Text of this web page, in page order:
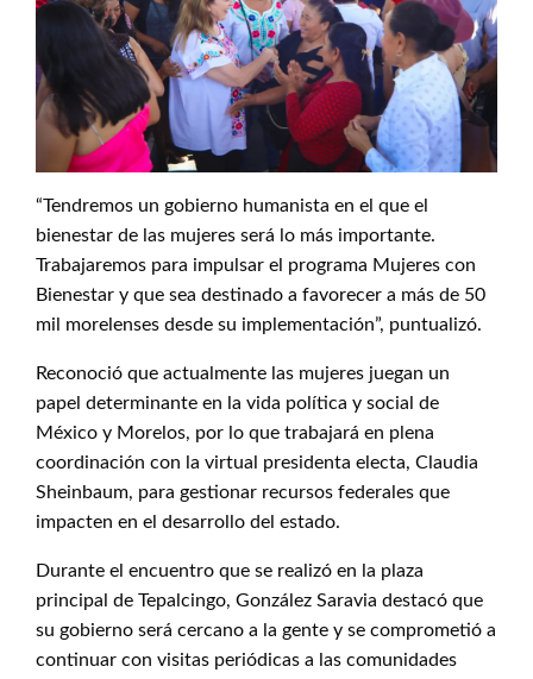
“Tendremos un gobierno humanista en el que el
bienestar de las mujeres será lo más importante.
Trabajaremos para impulsar el programa Mujeres con
Bienestar y que sea destinado a favorecer a más de 50
mil morelenses desde su implementación”, puntualizó.
Reconoció que actualmente las mujeres juegan un
papel determinante en la vida política y social de
México y Morelos, por lo que trabajará en plena
coordinación con la virtual presidenta electa, Claudia
Sheinbaum, para gestionar recursos federales que
impacten en el desarrollo del estado.
Durante el encuentro que se realizó en la plaza
principal de Tepalcingo, González Saravia destacó que
su gobierno será cercano a la gente y se comprometió a
continuar con visitas periódicas a las comunidades